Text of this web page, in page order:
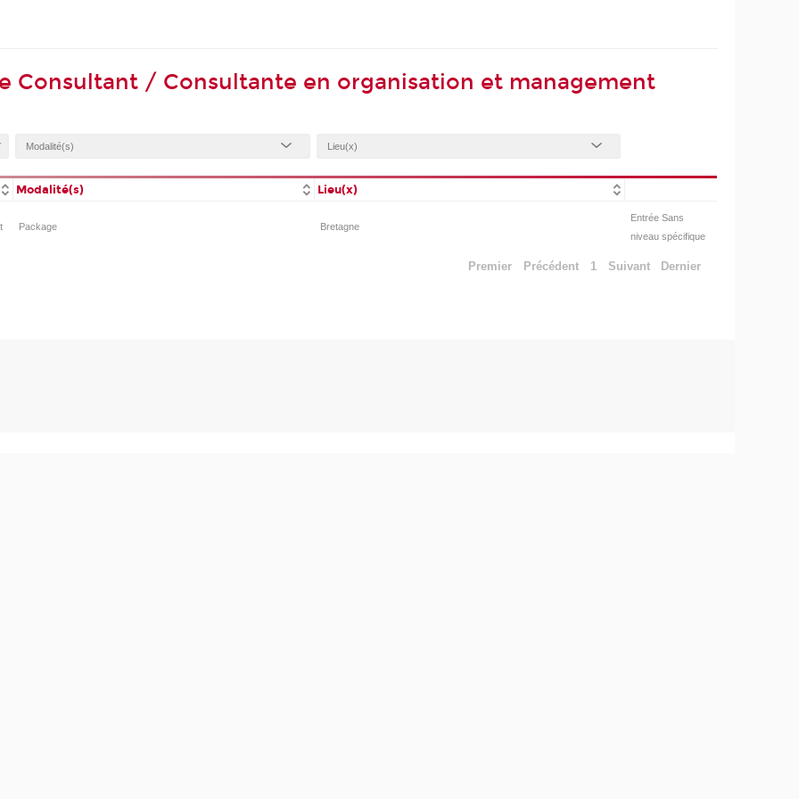
Consultant / Consultante en organisation et management
Modalité(s) Lieu(x)
Package Bretagne
Entrée Sans
niveau spécifique
Premier Précédent 1 Suivant Dernier